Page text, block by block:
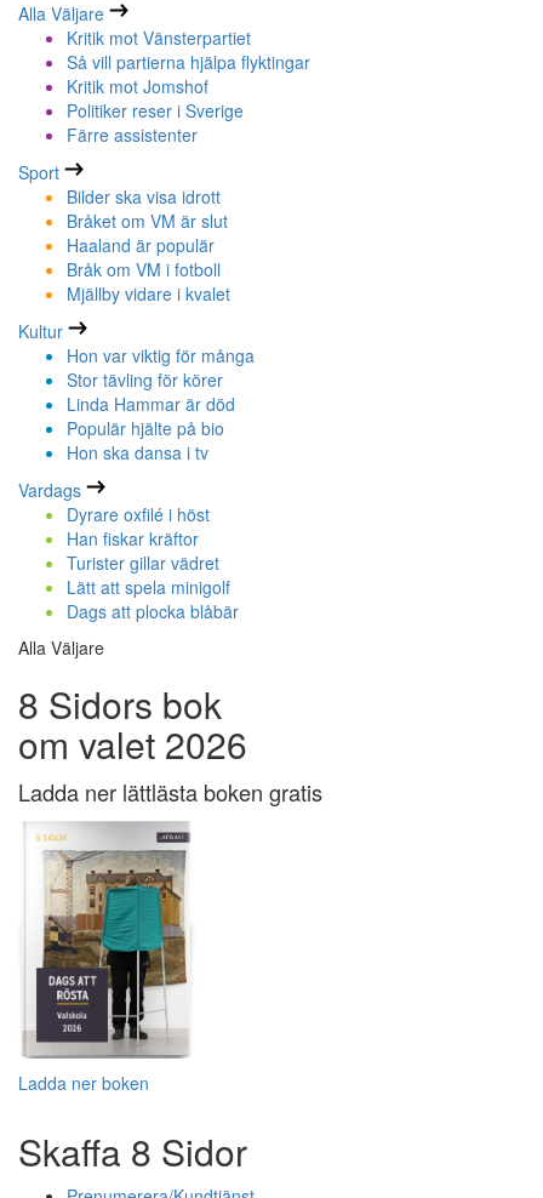
Alla Väljare
Kritik mot Vänsterpartiet
Så vill partierna hjälpa flyktingar
Kritik mot Jomshof
Politiker reser i Sverige
Färre assistenter
Sport
Bilder ska visa idrott
Bråket om VM är slut
Haaland är populär
Bråk om VM i fotboll
Mjällby vidare i kvalet
Kultur
Hon var viktig för många
Stor tävling för körer
Linda Hammar är död
Populär hjälte på bio
Hon ska dansa i tv
Vardags
Dyrare oxfilé i höst
Han fiskar kräftor
Turister gillar vädret
Lätt att spela minigolf
Dags att plocka blåbär
Alla Väljare
8 Sidors bok
om valet 2026
Ladda ner lättlästa boken gratis
Ladda ner boken
Skaffa 8 Sidor